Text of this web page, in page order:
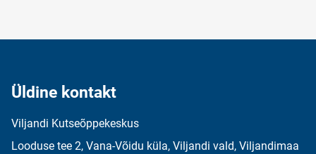
Üldine kontakt
Viljandi Kutseõppekeskus
Looduse tee 2, Vana-Võidu küla, Viljandi vald, Viljandimaa